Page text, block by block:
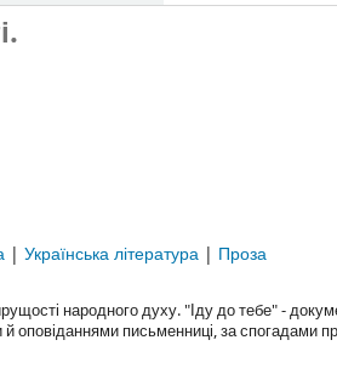
| Українська література | Проза
народного духу. "Іду до тебе" -
письменниці, за спогадами